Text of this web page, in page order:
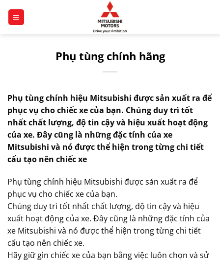
đến
Phụ tùng chính hãng
Phụ tùng chính hiệu Mitsubishi được sản xuất ra để
phục vụ cho chiếc xe của bạn. Chúng duy trì tốt
nhất chất lượng, độ tin cậy và hiệu xuất hoạt động
của xe. Đây cũng là những đặc tính của xe
Mitsubishi và nó được thể hiện trong từng chi tiết
cấu tạo nên chiếc xe
Phụ tùng chính hiệu Mitsubishi được sản xuất ra để
phục vụ cho chiếc xe của bạn.
Chúng duy trì tốt nhất chất lượng, độ tin cậy và hiệu
xuất hoạt động của xe. Đây cũng là những đặc tính của
xe Mitsubishi và nó được thể hiện trong từng chi tiết
cấu tạo nên chiếc xe.
Hãy giữ gìn chiếc xe của bạn bằng việc luôn chọn và sử